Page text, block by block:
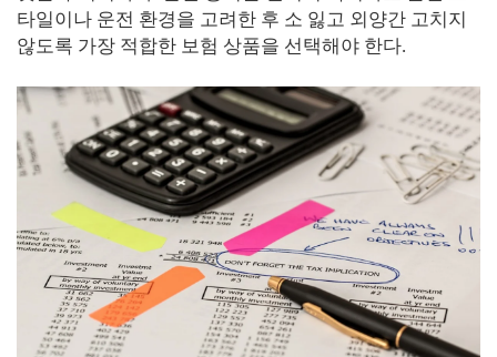
타일이나 운전 환경을 고려한 후 소 잃고 외양간 고치지
않도록 가장 적합한 보험 상품을 선택해야 한다.